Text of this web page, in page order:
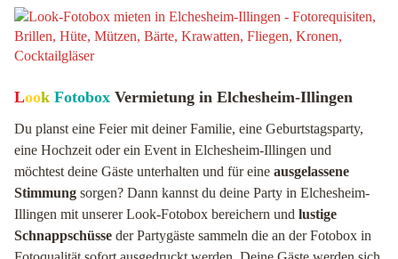
Look Fotobox Vermietung in Elchesheim-Illingen
Du planst eine Feier mit deiner Familie, eine Geburtstagsparty,
eine Hochzeit oder ein Event in Elchesheim-Illingen und
möchtest deine Gäste unterhalten und für eine ausgelassene
Stimmung sorgen? Dann kannst du deine Party in Elchesheim-
Illingen mit unserer Look-Fotobox bereichern und lustige
Schnappschüsse der Partygäste sammeln die an der Fotobox in